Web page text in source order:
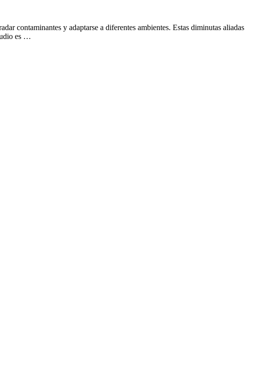
contaminantes y adaptarse a diferentes ambientes. Estas diminutas aliadas
es …